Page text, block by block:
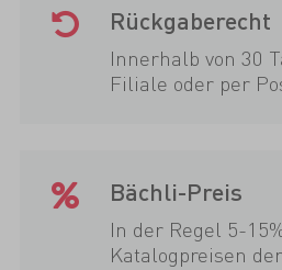
Rückgaberecht
Innerhalb von 30
Filiale oder per
Bächli-Preis
In der Regel 5-
Katalogpreisen